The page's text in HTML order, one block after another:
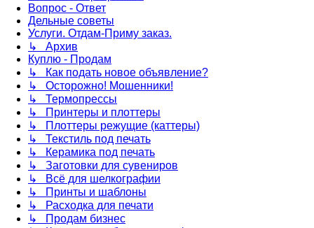
Вопрос - Ответ
Дельные советы
Услуги. Отдам-Приму заказ.
↳ Архив
Куплю - Продам
↳ Как подать новое объявление?
↳ Осторожно! Мошенники!
↳ Термопрессы
↳ Принтеры и плоттеры
↳ Плоттеры режущие (каттеры)
↳ Текстиль под печать
↳ Керамика под печать
↳ Заготовки для сувениров
↳ Всё для шелкографии
↳ Принты и шаблоны
↳ Расходка для печати
↳ Продам бизнес